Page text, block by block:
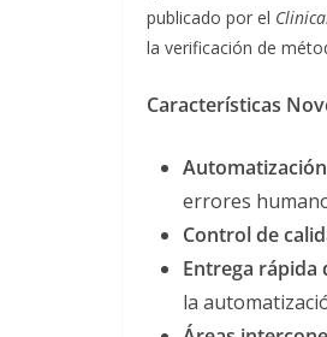
publicado por el
la verificación de
Características
errores
Control de
Entrega rápida
la